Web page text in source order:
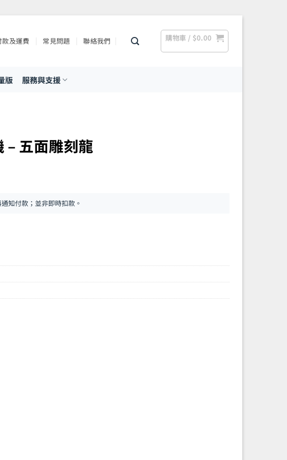
款及運費 常見問題 聯絡我們 購物車 / $0.00
版 服務與支援
– 五面雕刻龍
知付款；並非即時扣款。